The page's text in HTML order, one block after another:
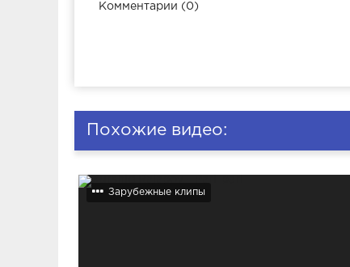
Комментарии (0)
Похожие видео:
Зарубежные клипы